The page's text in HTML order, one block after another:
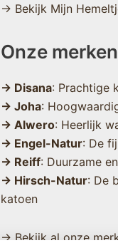
→ Bekijk Mijn
Onze merken
→ Disana: Prachtige
→ Joha:
→ Alwero: Heerlijk
→ Engel-Natur: De
→ Reiff: Duurzame
→ Hirsch-Natur: De
katoen
→ Bekijk al onze